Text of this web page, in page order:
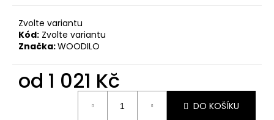
Zvolte variantu
Kód: Zvolte variantu
Značka:WOODILO
od 1 021 Kč
DO KOŠÍKU